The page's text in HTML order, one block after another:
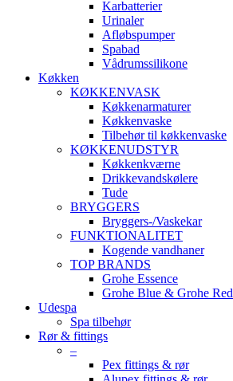
Karbatterier
Urinaler
Afløbspumper
Spabad
Vådrumssilikone
Køkken
KØKKENVASK
Køkkenarmaturer
Køkkenvaske
Tilbehør til køkkenvaske
KØKKENUDSTYR
Køkkenkværne
Drikkevandskølere
Tude
BRYGGERS
Bryggers-/Vaskekar
FUNKTIONALITET
Kogende vandhaner
TOP BRANDS
Grohe Essence
Grohe Blue & Grohe Red
Udespa
Spa tilbehør
Rør & fittings
–
Pex fittings & rør